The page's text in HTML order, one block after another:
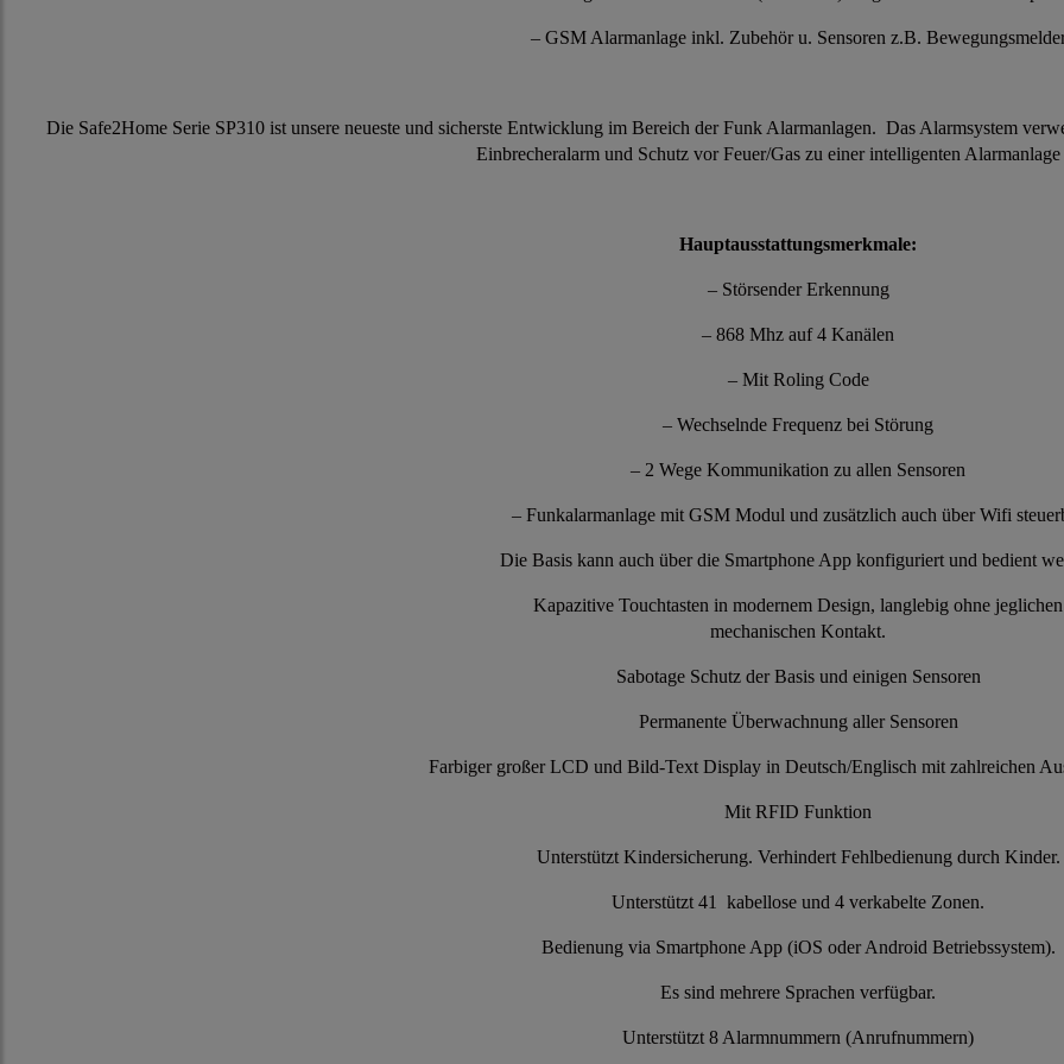
– GSM Alarmanlage inkl. Zubehör u. Sensoren z.B.
Die Safe2Home Serie SP310 ist unsere neueste und sicherste Entwicklung im Bereich der Funk Alarmanlagen. Das Alarmsystem
Einbrecheralarm und Schutz vor Feuer/Gas zu einer intelligenten
Hauptausstattungsmerkmale:
– Störsender Erkennung
– 868 Mhz auf 4 Kanälen
– Mit Roling Code
– Wechselnde Frequenz bei Störung
– 2 Wege Kommunikation zu allen Sensoren
– Funkalarmanlage mit GSM Modul und zusätzlich auch über Wifi
Die Basis kann auch über die Smartphone App konfiguriert und bedient
Kapazitive Touchtasten in modernem Design, langlebig ohne jeglichen
mechanischen Kontakt.
Sabotage Schutz der Basis und einigen Sensoren
Permanente Überwachnung aller Sensoren
Farbiger großer LCD und Bild-Text Display in Deutsch/Englisch mit zahlreichen
Mit RFID Funktion
Unterstützt Kindersicherung. Verhindert Fehlbedienung durch Kinder.
Unterstützt 41 kabellose und 4 verkabelte Zonen.
Bedienung via Smartphone App (iOS oder Android Betriebssystem).
Es sind mehrere Sprachen verfügbar.
Unterstützt 8 Alarmnummern (Anrufnummern)